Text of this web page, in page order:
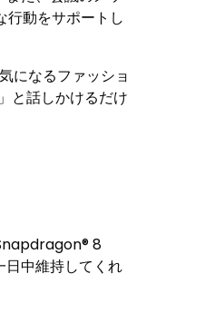
行動をサポートし
になるファッショ
と話しかけるだけ
8
中維持してくれ